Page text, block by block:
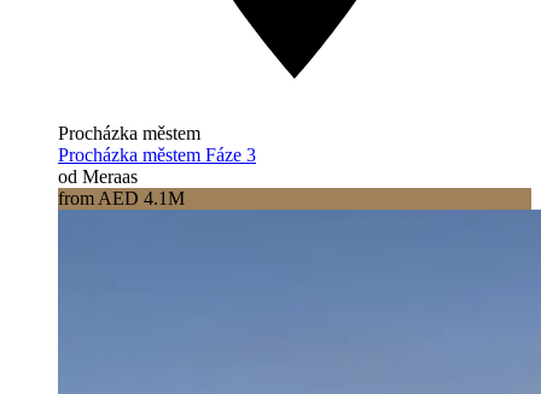
Procházka městem
Procházka městem Fáze 3
od Meraas
from AED 4.1M